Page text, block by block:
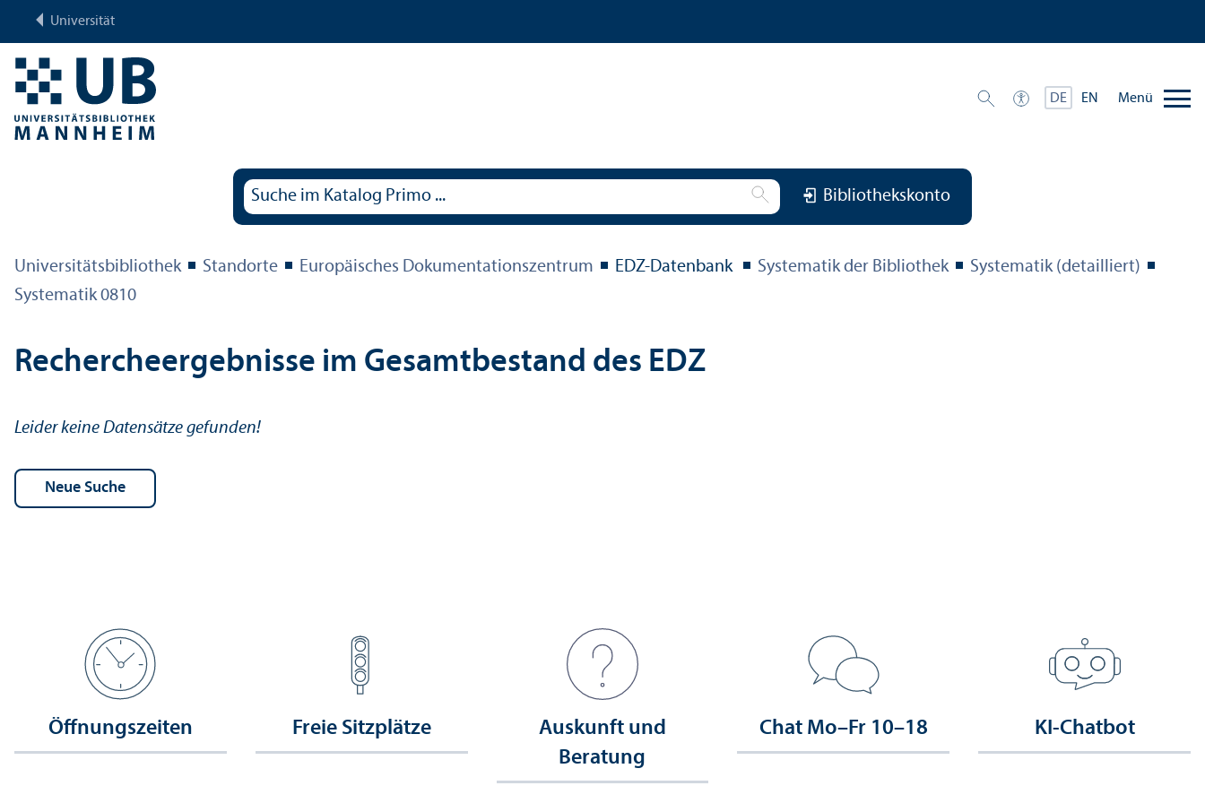
Universität
DE EN Menü
Bibliothekskonto
Universitäts­bibliothek Standorte Europäisches Dokumentations­zentrum EDZ-Datenbank Systematik der Bibliothek
Systematik (detailliert)
Systematik 0810
Rechercheergebnisse im Gesamtbestand des EDZ
Leider keine Datensätze gefunden!
Öffnungs­zeiten Freie Sitzplätze
Auskunft und
Beratung
Chat Mo–Fr 10–18 KI-Chatbot